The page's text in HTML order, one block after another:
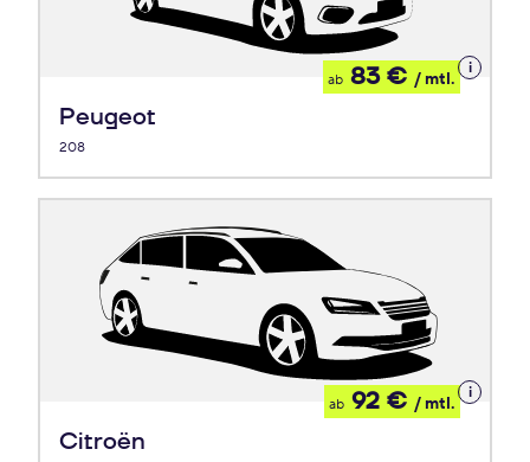
Peugeot
208
ab 83 € / mtl.
Details
zum
Citroën
ab 92 € / mtl.
Details
zum